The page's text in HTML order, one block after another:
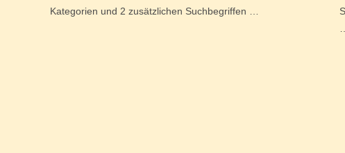
Kategorien und 2 zusätzlichen Suchbegriffen …